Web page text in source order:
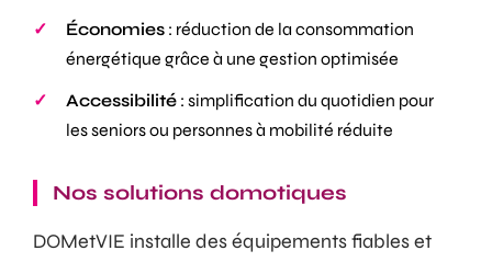
Économies : réduction de la consommation
énergétique grâce à une gestion optimisée
Accessibilité : simplification du quotidien pour
les seniors ou personnes à mobilité réduite
Nos solutions domotiques
DOMetVIE installe des équipements fiables et